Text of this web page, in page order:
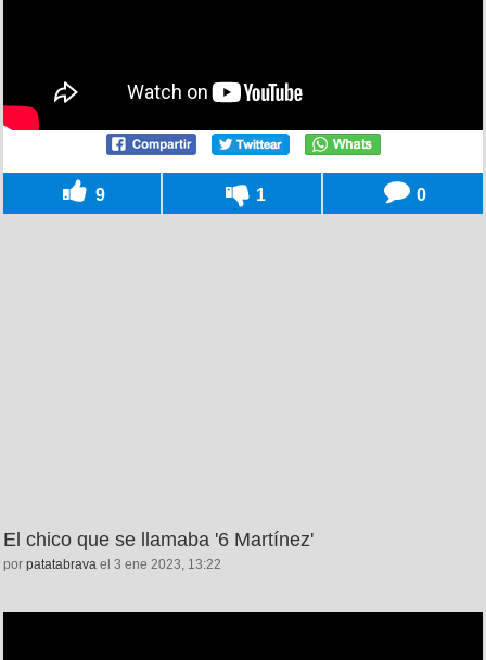
9 1 0
El chico que se llamaba '6 Martínez'
por patatabrava el 3 ene 2023, 13:22